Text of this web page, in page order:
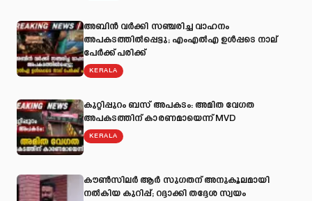
അബിന്‍ വര്‍ക്കി സഞ്ചരിച്ച വാഹനം
അപകടത്തില്‍പ്പെട്ടു; എംഎല്‍എ ഉള്‍പ്പടെ നാല്
പേര്‍ക്ക് പരിക്ക്
KERALA
കുറ്റിപ്പുറം ബസ് അപകടം: അമിത വേഗത
അപകടത്തിന് കാരണമായെന്ന് MVD
KERALA
കൗൺസിലർ ആർ സുഗതന് അനുകൂലമായി
നല്‍കിയ കുറിപ്പ്; റദ്ദാക്കി തദ്ദേശ സ്വയം